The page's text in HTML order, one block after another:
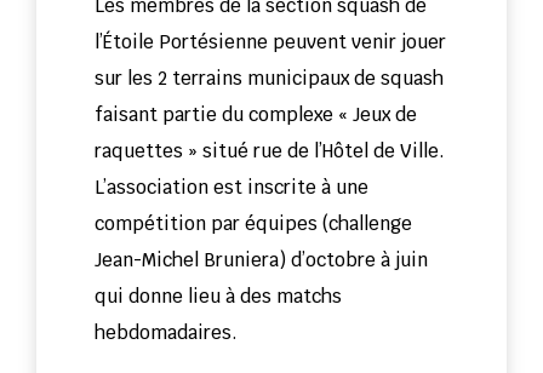
Les membres de la section squash de
l’Étoile Portésienne peuvent venir jouer
sur les 2 terrains municipaux de squash
faisant partie du complexe « Jeux de
raquettes » situé rue de l’Hôtel de Ville.
L’association est inscrite à une
compétition par équipes (challenge
Jean-Michel Bruniera) d’octobre à juin
qui donne lieu à des matchs
hebdomadaires.